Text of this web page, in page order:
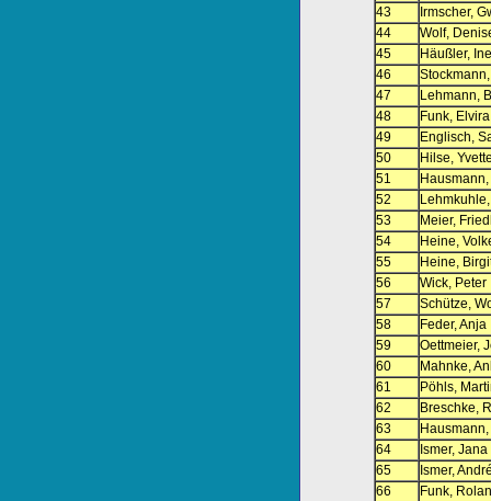
43
Irmscher,
44
Wolf,
45
Häußler,
46
47
Lehmann,
48
Funk, Elvira
49
Englisch,
50
Hilse,
51
52
53
Meier,
54
Heine,
55
Heine,
56
Wick, Peter
57
Schütze,
58
Feder, Anja
59
Oettmeier,
60
Mahnke,
61
Pöhls,
62
Breschke,
63
Hausmann,
64
Ismer, Jana
65
Ismer,
66
Funk,